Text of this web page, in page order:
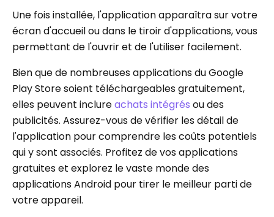
Une fois installée, l'application apparaîtra sur votre
écran d'accueil ou dans le tiroir d'applications, vous
permettant de l'ouvrir et de l'utiliser facilement.
Bien que de nombreuses applications du Google
Play Store soient téléchargeables gratuitement,
elles peuvent inclureachats intégrés ou des
publicités. Assurez-vous de vérifier les détail de
l'application pour comprendre les coûts potentiels
qui y sont associés. Profitez de vos applications
gratuites et explorez le vaste monde des
applications Android pour tirer le meilleur parti de
votre appareil.